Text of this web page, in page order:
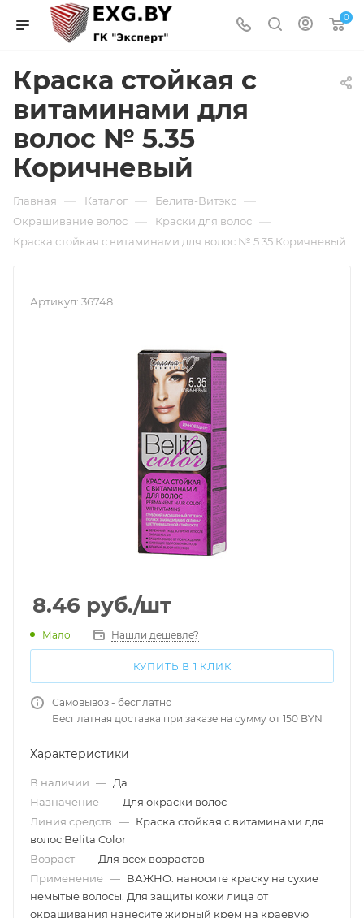
0
Краска стойкая с
витаминами для
волос № 5.35
Коричневый
Главная — Каталог — Белита-Витэкс —
Окрашивание волос — Краски для волос —
Краска стойкая с витаминами для волос № 5.35 Коричневый
Артикул: 36748
8.46 руб./шт
Мало Нашли дешевле?
КУПИТЬ В 1 КЛИК
Самовывоз - бесплатно
Бесплатная доставка при заказе на сумму от 150 BYN
Характеристики
В наличии — Да
Назначение — Для окраски волос
Линия средств — Краска стойкая с витаминами для
волос Belita Color
Возраст — Для всех возрастов
Применение — ВАЖНО: наносите краску на сухие
немытые волосы. Для защиты кожи лица от
окрашивания нанесите жирный крем на краевую